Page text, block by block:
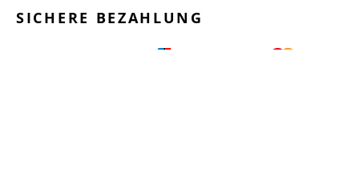
SICHERE BEZAHLUNG